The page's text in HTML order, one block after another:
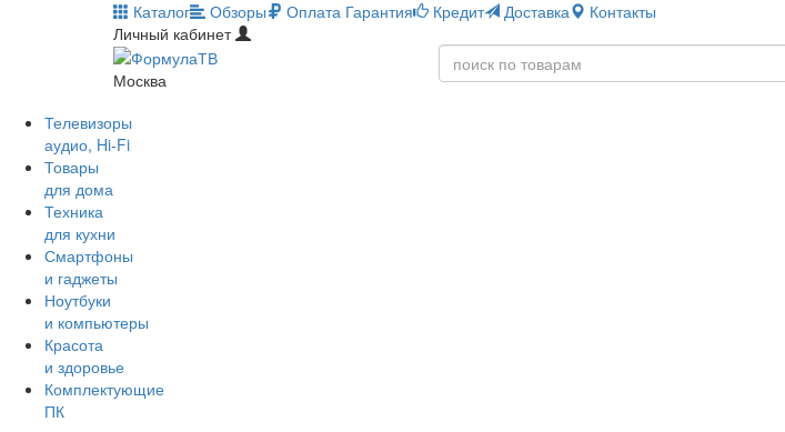
Каталог Обзоры Оплата Гарантия Кредит Доставка
Контакты
Личный кабинет
Москва
Телевизоры
аудио, Hi-Fi
Товары
для дома
Техника
для кухни
Смартфоны
и гаджеты
Ноутбуки
и компьютеры
Красота
и здоровье
Комплектующие
ПК